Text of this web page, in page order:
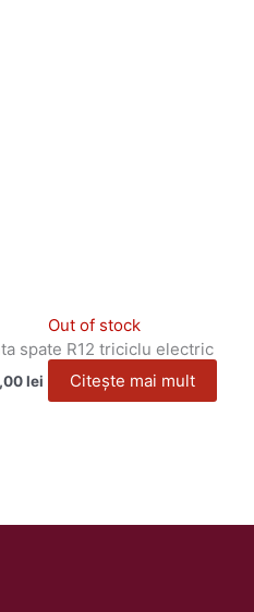
Out of stock
spate R12 triciclu electric
lei Citește mai mult